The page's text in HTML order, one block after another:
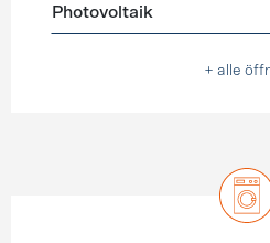
Photovoltaik
+ alle